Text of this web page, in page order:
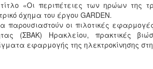
«Οι περιπέτειες των ηρώων της
όχημα του έργου GARDEN.
παρουσιαστούν οι πιλοτικές
(ΣΒΑΚ) Ηρακλείου, πρακτικές
εφαρμογής της ηλεκτροκίνησης